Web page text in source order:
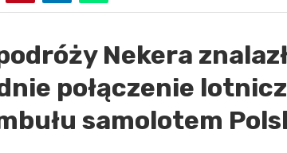
Nekera
połączenie
samolotem